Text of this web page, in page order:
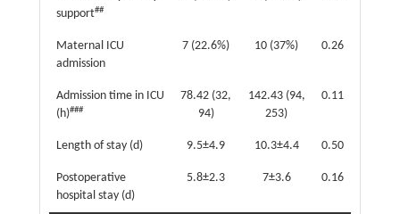
support##
Maternal ICU
admission
7 (22.6%) 10 (37%) 0.26
Admission time in ICU
(h)###
78.42 (32,
94)
142.43 (94,
253)
0.11
Length of stay (d) 9.5±4.9 10.3±4.4 0.50
Postoperative
hospital stay (d)
5.8±2.3 7±3.6 0.16